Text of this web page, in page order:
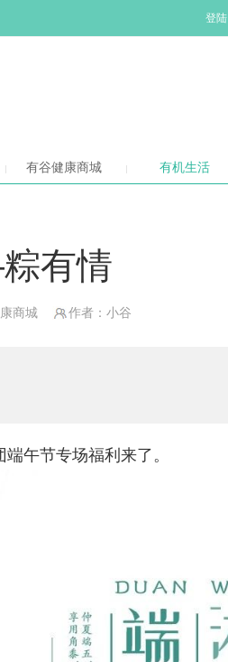
登陆
有谷健康商城 有机生活
有情
商城 作者：小谷
午节专场福利来了。